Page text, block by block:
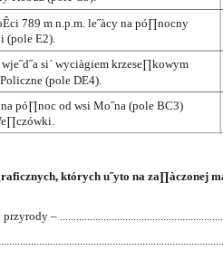
789 m n.p.m. le˝àcy na pó∏nocny
(pole E2).
si´ wyciàgiem krzese∏kowym
(pole DE4).
pó∏noc od wsi Mo˝na (pole BC3)
których u˝yto na za∏àczonej
–